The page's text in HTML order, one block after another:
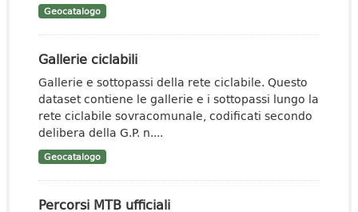
Geocatalogo
Gallerie ciclabili
Gallerie e sottopassi della rete ciclabile. Questo
dataset contiene le gallerie e i sottopassi lungo la
rete ciclabile sovracomunale, codificati secondo
delibera della G.P. n....
Geocatalogo
Percorsi MTB ufficiali